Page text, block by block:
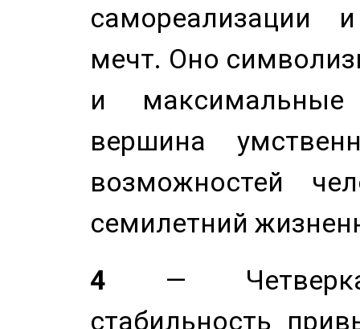
самореализации
мечт. Оно
и
вершина
возможностей
семилетний
4 — Четверка
стабильность